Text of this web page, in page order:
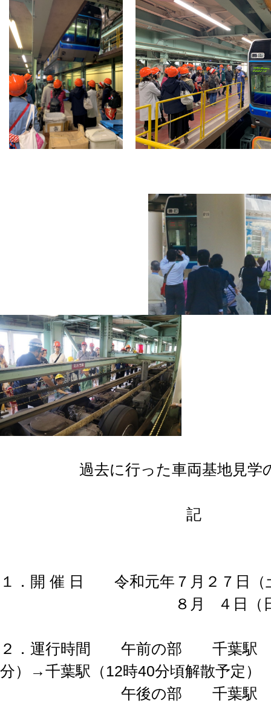
過去に行った車両基地見学
記
１．開 催 日 令和元年７月２７日（
８月 ４日（日
２．運行時間 午前の部 千葉駅
分）→千葉駅（12時40分頃解散予定）
午後の部 千葉駅 出発